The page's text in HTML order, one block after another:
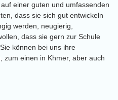
einer guten und umfassenden
dass sie sich gut entwickeln
werden, neugierig,
dass sie gern zur Schule
können bei uns ihre
zum einen in Khmer, aber auch